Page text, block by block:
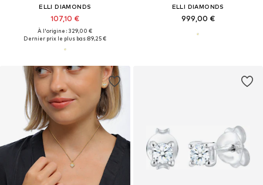
ELLI DIAMONDS
107,10 €
À l'origine : 329,00 €
Dernier prix le plus bas :89,25 €
ELLI DIAMONDS
999,00 €